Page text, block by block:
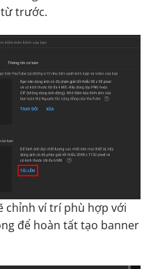
trước.
chỉnh ví trí phù hợp với
để hoàn tất tạo banner